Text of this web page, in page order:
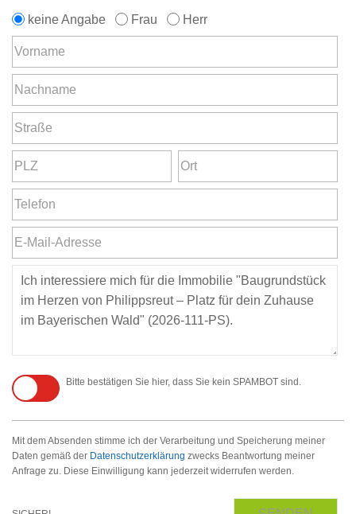
keine Angabe Frau Herr
Bitte bestätigen Sie hier, dass Sie kein SPAMBOT sind.
Mit dem Absenden stimme ich der Verarbeitung und Speicherung meiner
Daten gemäß der Datenschutzerklärung zwecks Beantwortung meiner
Anfrage zu. Diese Einwilligung kann jederzeit widerrufen werden.